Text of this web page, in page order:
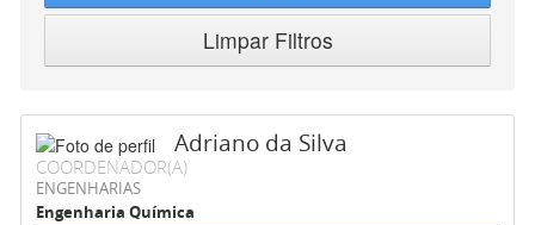
Limpar Filtros
Adriano da Silva
COORDENADOR(A)
ENGENHARIAS
Engenharia Química